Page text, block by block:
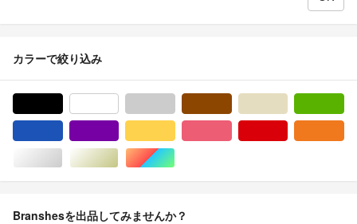
カラーで絞り込み
シルバー/銀色系ゴールド/金色系マルチカラー
Branshesを出品してみませんか？